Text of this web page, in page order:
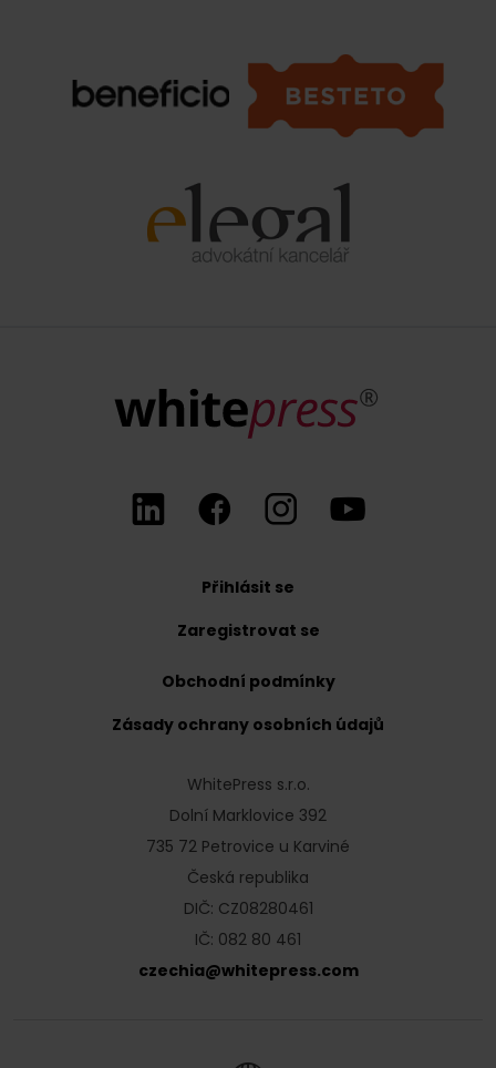
Přihlásit se
Zaregistrovat se
WhitePress s.r.o.
Dolní Marklovice 392
735 72 Petrovice u Karviné
Česká republika
DIČ: CZ08280461
IČ: 082 80 461
czechia@whitepress.com
Obchodní podmínky
Zásady ochrany osobních údajů